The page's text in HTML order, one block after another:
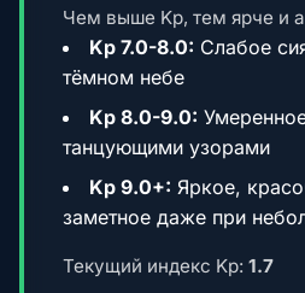
Чем выше Kp, тем ярче и
Kp 7.0-8.0: Слабое
тёмном небе
Kp 8.0-9.0:
танцующими узорами
Kp 9.0+: Яркое,
заметное даже при
Текущий индекс Kp: 1.7